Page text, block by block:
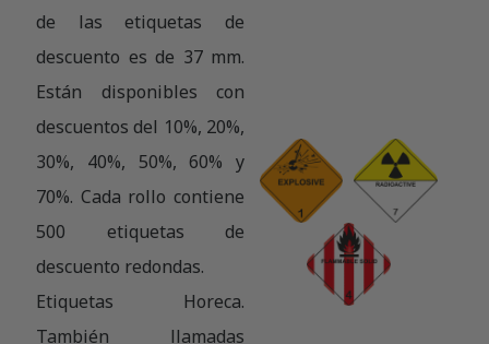
de las etiquetas de
descuento es de 37 mm.
Están disponibles con
descuentos del 10%, 20%,
30%, 40%, 50%, 60% y
70%. Cada rollo contiene
500 etiquetas de
descuento redondas.
Etiquetas Horeca.
También llamadas